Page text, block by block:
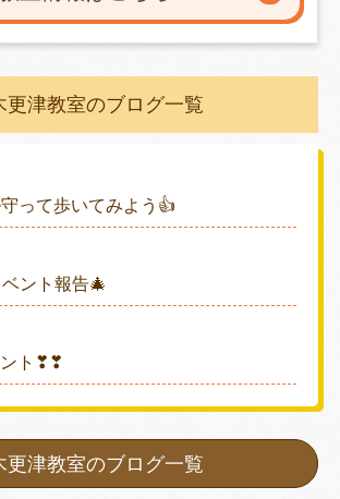
更津教室のブログ一覧
って歩いてみよう👍
ント報告🎄
ント❣❣
更津教室のブログ一覧